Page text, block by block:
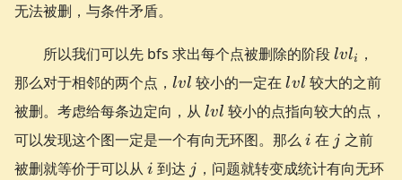
无法被删，与条件矛盾。
所以我们可以先 bfs 求出每个点被删除的阶段 lvl_i
lvli
，
那么对于相邻的两个点， lvl
lvl 较小的一定在lvl
lvl 较大的之前
被删。考虑给每条边定向，从 lvl
lvl 较小的点指向较大的点，
可以发现这个图一定是一个有向无环图。那么 i
i 在 jj 之前
被删就等价于可以从 i
i 到达 jj ，问题就转变成统计有向无环